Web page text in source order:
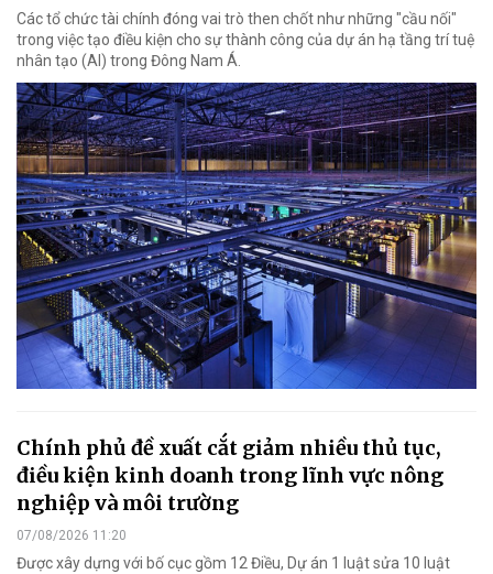
Các tổ chức tài chính đóng vai trò then chốt như những "cầu nối"
trong việc tạo điều kiện cho sự thành công của dự án hạ tầng trí tuệ
nhân tạo (AI) trong Đông Nam Á.
Chính phủ đề xuất cắt giảm nhiều thủ tục,
điều kiện kinh doanh trong lĩnh vực nông
nghiệp và môi trường
07/08/2026 11:20
Được xây dựng với bố cục gồm 12 Điều, Dự án 1 luật sửa 10 luật